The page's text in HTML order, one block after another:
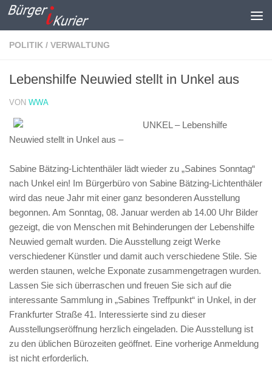
Zum Inhalt springen
POLITIK / VERWALTUNG
Lebenshilfe Neuwied stellt in Unkel aus
VON WWA
UNKEL – Lebenshilfe
Neuwied stellt in Unkel aus –
Sabine Bätzing-Lichtenthäler lädt wieder zu „Sabines Sonntag“
nach Unkel ein! Im Bürgerbüro von Sabine Bätzing-Lichtenthäler
wird das neue Jahr mit einer ganz besonderen Ausstellung
begonnen. Am Sonntag, 08. Januar werden ab 14.00 Uhr Bilder
gezeigt, die von Menschen mit Behinderungen der Lebenshilfe
Neuwied gemalt wurden. Die Ausstellung zeigt Werke
verschiedener Künstler und damit auch verschiedene Stile. Sie
werden staunen, welche Exponate zusammengetragen wurden.
Lassen Sie sich überraschen und freuen Sie sich auf die
interessante Sammlung in „Sabines Treffpunkt“ in Unkel, in der
Frankfurter Straße 41. Interessierte sind zu dieser
Ausstellungseröffnung herzlich eingeladen. Die Ausstellung ist
zu den üblichen Bürozeiten geöffnet. Eine vorherige Anmeldung
ist nicht erforderlich.